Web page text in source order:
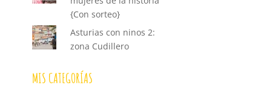
{Con sorteo}
Asturias con ninos 2:
zona Cudillero
MIS CATEGORÍAS